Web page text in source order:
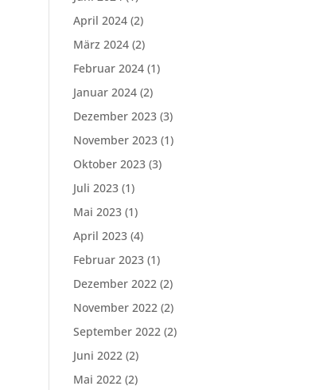
April 2024 (2)
März 2024 (2)
Februar 2024 (1)
Januar 2024 (2)
Dezember 2023 (3)
November 2023 (1)
Oktober 2023 (3)
Juli 2023 (1)
Mai 2023 (1)
April 2023 (4)
Februar 2023 (1)
Dezember 2022 (2)
November 2022 (2)
September 2022 (2)
Juni 2022 (2)
Mai 2022 (2)